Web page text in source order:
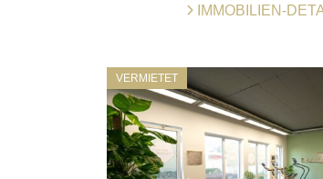
IMMOBILIEN-
VERMIETET